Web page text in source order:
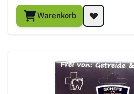
Ocanis Pauls Beute
Warenkorb